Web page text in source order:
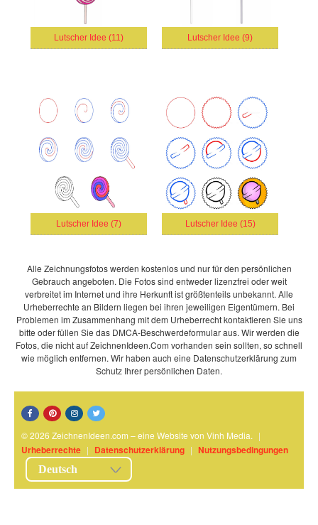
Lutscher Idee (11) Lutscher Idee (9)
Lutscher Idee (7) Lutscher Idee (15)
Alle Zeichnungsfotos werden kostenlos und nur für den persönlichen
Gebrauch angeboten. Die Fotos sind entweder lizenzfrei oder weit
verbreitet im Internet und ihre Herkunft ist größtenteils unbekannt. Alle
Urheberrechte an Bildern liegen bei ihren jeweiligen Eigentümern. Bei
Problemen im Zusammenhang mit dem Urheberrecht kontaktieren Sie uns
bitte oder füllen Sie das DMCA-Beschwerdeformular aus. Wir werden die
Fotos, die nicht auf ZeichnenIdeen.Com vorhanden sein sollten, so schnell
wie möglich entfernen. Wir haben auch eine Datenschutzerklärung zum
Schutz Ihrer persönlichen Daten.
© 2026 ZeichnenIdeen.com – eine Website von Vinh Media. |
Urheberrechte | Datenschutzerklärung | Nutzungsbedingungen
Deutsch